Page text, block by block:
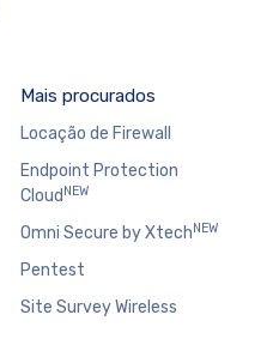
Mais procurados
Locação de Firewall
Endpoint Protection
Cloud NEW
Omni Secure by Xtech NEW
Pentest
Site Survey Wireless